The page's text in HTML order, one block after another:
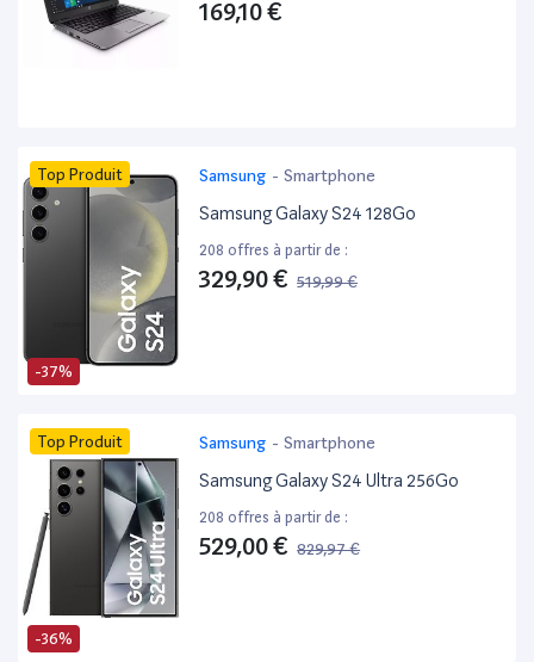
169,10 €
-37%
Top Produit Samsung - Smartphone
Samsung Galaxy S24 128Go
208 offres à partir de :
329,90 € 519,99 €
-36%
Top Produit Samsung - Smartphone
Samsung Galaxy S24 Ultra 256Go
208 offres à partir de :
529,00 € 829,97 €